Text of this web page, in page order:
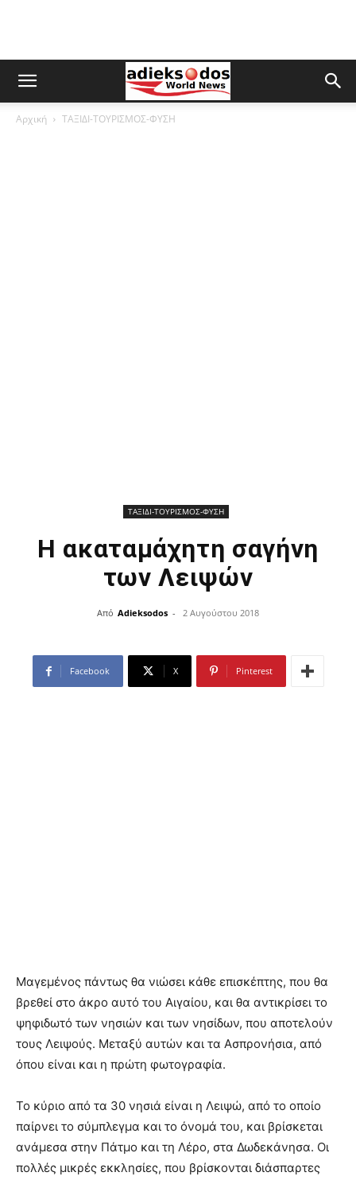
Αρχική ΤΑΞΙΔΙ-ΤΟΥΡΙΣΜΟΣ-ΦΥΣΗ
ΤΑΞΙΔΙ-ΤΟΥΡΙΣΜΟΣ-ΦΥΣΗ
Η ακαταμάχητη σαγήνη
των Λειψών
Από Adieksodos - 2 Αυγούστου 2018
Facebook X Pinterest
Μαγεμένος πάντως θα νιώσει κάθε επισκέπτης, που θα
βρεθεί στο άκρο αυτό του Αιγαίου, και θα αντικρίσει το
ψηφιδωτό των νησιών και των νησίδων, που αποτελούν
τους Λειψούς. Μεταξύ αυτών και τα Ασπρονήσια, από
όπου είναι και η πρώτη φωτογραφία.
Το κύριο από τα 30 νησιά είναι η Λειψώ, από το οποίο
παίρνει το σύμπλεγμα και το όνομά του, και βρίσκεται
ανάμεσα στην Πάτμο και τη Λέρο, στα Δωδεκάνησα. Οι
πολλές μικρές εκκλησίες, που βρίσκονται διάσπαρτες